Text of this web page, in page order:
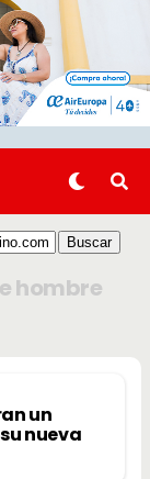
hombre
un
nueva